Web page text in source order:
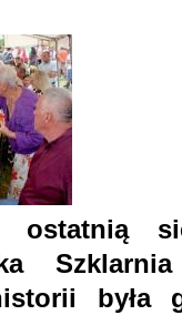
ostatnią
była